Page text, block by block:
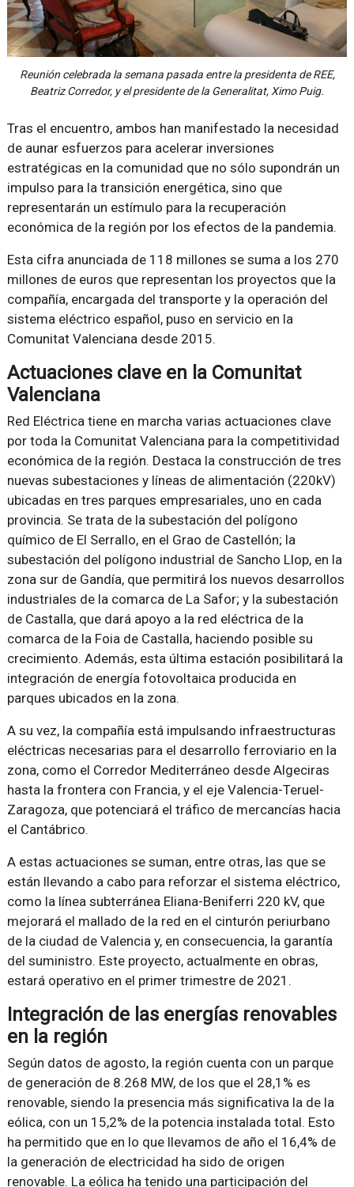
Reunión celebrada la semana pasada entre la presidenta de REE,
Beatriz Corredor, y el presidente de la Generalitat, Ximo Puig.
Tras el encuentro, ambos han manifestado la necesidad
de aunar esfuerzos para acelerar inversiones
estratégicas en la comunidad que no sólo supondrán un
impulso para la transición energética, sino que
representarán un estímulo para la recuperación
económica de la región por los efectos de la pandemia.
Esta cifra anunciada de 118 millones se suma a los 270
millones de euros que representan los proyectos que la
compañía, encargada del transporte y la operación del
sistema eléctrico español, puso en servicio en la
Comunitat Valenciana desde 2015.
Actuaciones clave en la Comunitat
Valenciana
Red Eléctrica tiene en marcha varias actuaciones clave
por toda la Comunitat Valenciana para la competitividad
económica de la región. Destaca la construcción de tres
nuevas subestaciones y líneas de alimentación (220kV)
ubicadas en tres parques empresariales, uno en cada
provincia. Se trata de la subestación del polígono
químico de El Serrallo, en el Grao de Castellón; la
subestación del polígono industrial de Sancho Llop, en la
zona sur de Gandía, que permitirá los nuevos desarrollos
industriales de la comarca de La Safor; y la subestación
de Castalla, que dará apoyo a la red eléctrica de la
comarca de la Foia de Castalla, haciendo posible su
crecimiento. Además, esta última estación posibilitará la
integración de energía fotovoltaica producida en
parques ubicados en la zona.
A su vez, la compañía está impulsando infraestructuras
eléctricas necesarias para el desarrollo ferroviario en la
zona, como el Corredor Mediterráneo desde Algeciras
hasta la frontera con Francia, y el eje Valencia-Teruel-
Zaragoza, que potenciará el tráfico de mercancías hacia
el Cantábrico.
A estas actuaciones se suman, entre otras, las que se
están llevando a cabo para reforzar el sistema eléctrico,
como la línea subterránea Eliana-Beniferri 220 kV, que
mejorará el mallado de la red en el cinturón periurbano
de la ciudad de Valencia y, en consecuencia, la garantía
del suministro. Este proyecto, actualmente en obras,
estará operativo en el primer trimestre de 2021.
Integración de las energías renovables
en la región
Según datos de agosto, la región cuenta con un parque
de generación de 8.268 MW, de los que el 28,1% es
renovable, siendo la presencia más significativa la de la
eólica, con un 15,2% de la potencia instalada total. Esto
ha permitido que en lo que llevamos de año el 16,4% de
la generación de electricidad ha sido de origen
renovable. La eólica ha tenido una participación del